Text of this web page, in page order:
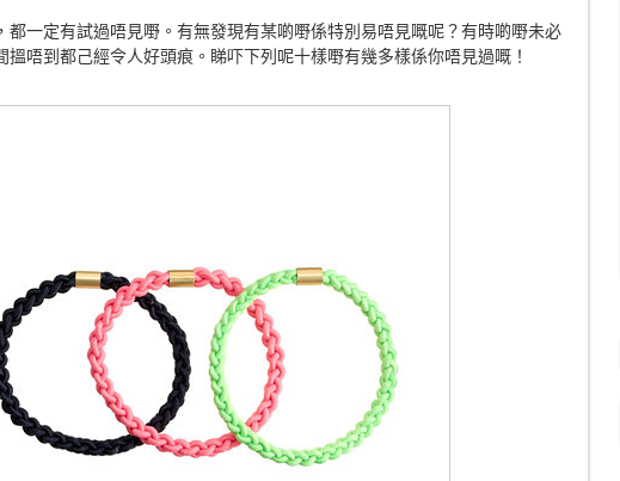
都一定有試過唔見嘢。有無發現有某啲嘢係特別易唔見嘅呢？有時啲嘢未必
搵唔到都己經令人好頭痕。睇吓下列呢十樣嘢有幾多樣係你唔見過嘅！